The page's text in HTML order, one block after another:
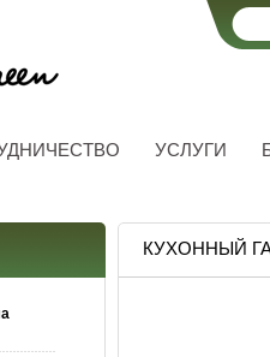
УСЛУГИ
КУХОННЫЙ